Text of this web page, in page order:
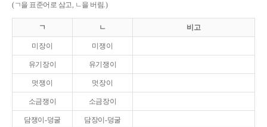
(ㄱ을 표준어로 삼고, ㄴ을 버림.)
ㄱ ㄴ 비고
미장이 미쟁이
유기장이 유기쟁이
멋쟁이 멋장이
소금쟁이 소금장이
담쟁이-덩굴 담장이-덩굴